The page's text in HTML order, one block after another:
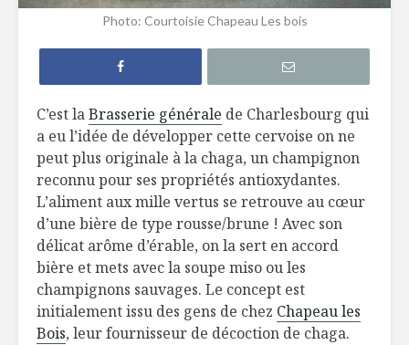
Photo: Courtoisie Chapeau Les bois
C’est laBrasserie générale de Charlesbourg qui
a eu l’idée de développer cette cervoise on ne
peut plus originale à la chaga, un champignon
reconnu pour ses propriétés antioxydantes.
L’aliment aux mille vertus se retrouve au cœur
d’une bière de type rousse/brune ! Avec son
délicat arôme d’érable, on la sert en accord
bière et mets avec la soupe miso ou les
champignons sauvages. Le concept est
initialement issu des gens de chez Chapeau les
Bois, leur fournisseur de décoction de chaga.
découvrir !
Le Réduit de Léo :
pour souligner le
Cucamelon : des
petites pastèques
dans une
les repas
Des
cube!
Dites oui au
whisky!
Moules
parfums